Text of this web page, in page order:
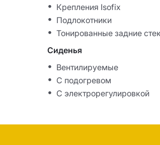
Крепления Isofix
Подлокотники
Тонированные задние
Сиденья
Вентилируемые
С подогревом
С электрорегулировкой